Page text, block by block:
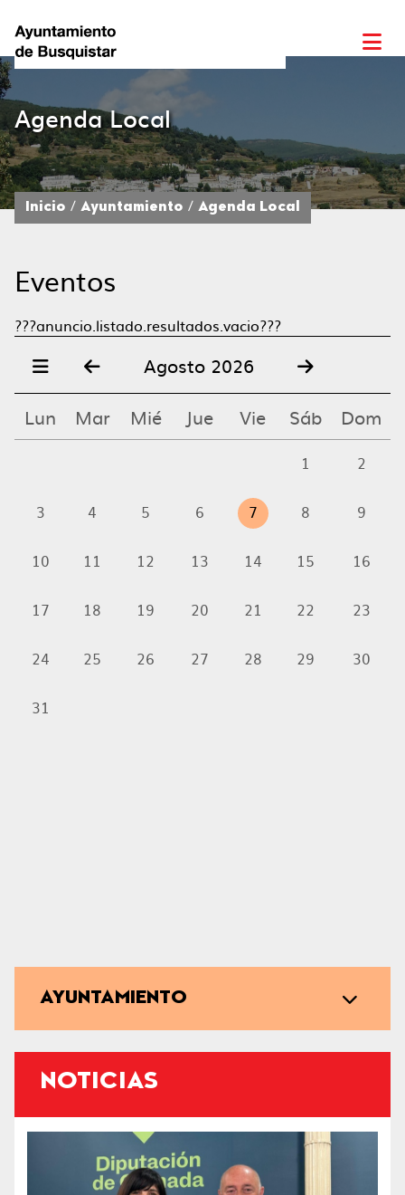
Agenda Local
Inicio Ayuntamiento Agenda Local
AYUNTAMIENTO
NOTICIAS
Eventos
???anuncio.listado.resultados.vacio???
Agosto 2026
Lun
Mar Mié Jue Vie Sáb Dom
1 2
3 4 5 6 7 8 9
10 11 12 13 14 15 16
17 18 19 20 21 22 23
24 25 26 27 28 29 30
31